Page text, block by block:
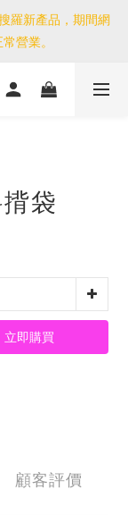
每件只需加$7運
羅新產品，期間網
營業。
每件只需加$7運
袋
立即購買
顧客評價